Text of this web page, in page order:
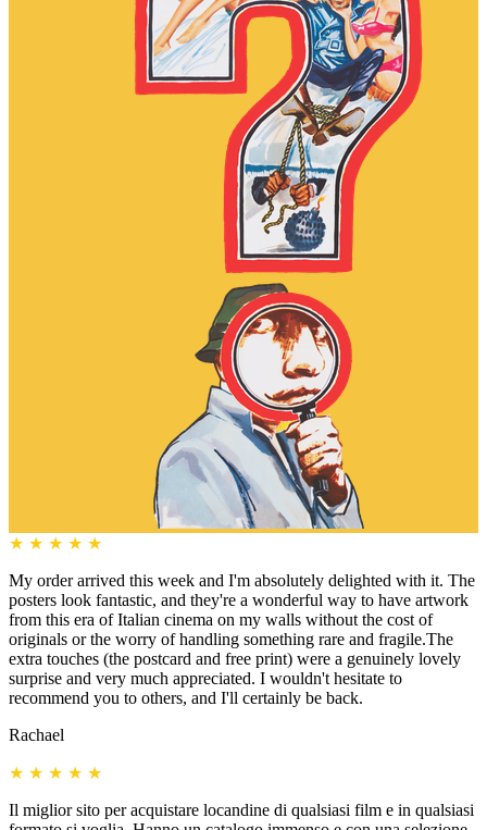
★ ★ ★ ★ ★
My order arrived this week and I'm absolutely delighted with it. The
posters look fantastic, and they're a wonderful way to have artwork
from this era of Italian cinema on my walls without the cost of
originals or the worry of handling something rare and fragile.The
extra touches (the postcard and free print) were a genuinely lovely
surprise and very much appreciated. I wouldn't hesitate to
recommend you to others, and I'll certainly be back.
Rachael
★ ★ ★ ★ ★
Il miglior sito per acquistare locandine di qualsiasi film e in qualsiasi